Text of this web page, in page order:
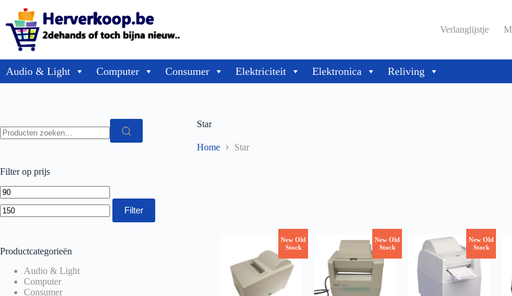
Verlanglijstje
Audio & Light Computer Consumer Elektriciteit Elektronica Reliving
Star
Home Star
New Old
Stock
New Old
Stock
New Old
Stock
Filter op prijs
Filter
Productcategorieën
Audio & Light
Computer
Consumer